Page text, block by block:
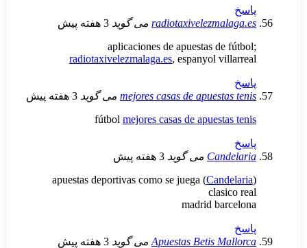
می گوید 3 هفته پیش
aplicaciones de apuestas
radiotaxivelezmalaga.es
mejores casas de می گوید 3 هفته پیش
fútbolmejores casas de
می گوید 3 هفته پیش
apuestas deportivas como se juega (
Apuestas Betis می گوید 3 هفته پیش